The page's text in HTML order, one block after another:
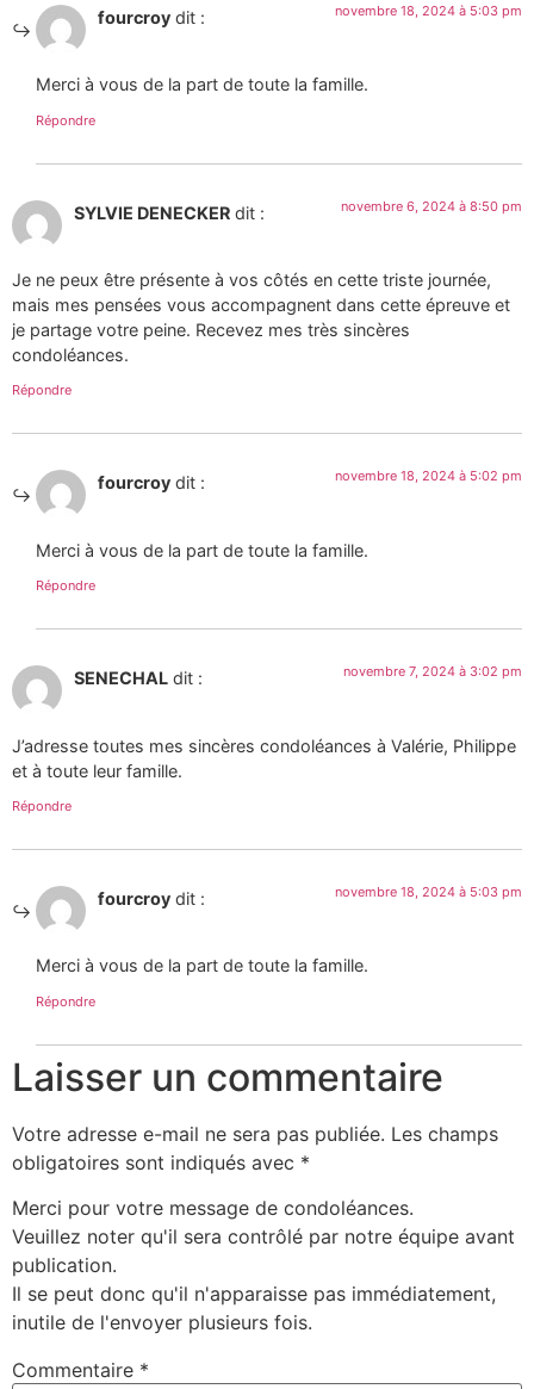
fourcroy dit : novembre 18, 2024 à 5:03 pm
Merci à vous de la part de toute la famille.
Répondre
SYLVIE DENECKER dit : novembre 6, 2024 à 8:50 pm
Je ne peux être présente à vos côtés en cette triste journée,
mais mes pensées vous accompagnent dans cette épreuve et
je partage votre peine. Recevez mes très sincères
condoléances.
Répondre
fourcroy dit : novembre 18, 2024 à 5:02 pm
Merci à vous de la part de toute la famille.
Répondre
SENECHAL dit : novembre 7, 2024 à 3:02 pm
J’adresse toutes mes sincères condoléances à Valérie, Philippe
et à toute leur famille.
Répondre
fourcroy dit : novembre 18, 2024 à 5:03 pm
Merci à vous de la part de toute la famille.
Répondre
Laisser un commentaire
Votre adresse e-mail ne sera pas publiée. Les champs
obligatoires sont indiqués avec *
Merci pour votre message de condoléances.
Veuillez noter qu'il sera contrôlé par notre équipe avant
publication.
Il se peut donc qu'il n'apparaisse pas immédiatement,
inutile de l'envoyer plusieurs fois.
Commentaire *